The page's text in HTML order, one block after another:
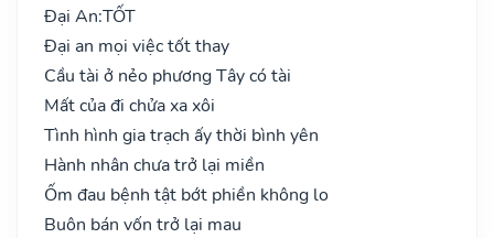
Đại An:TỐT
Đại an mọi việc tốt thay
Cầu tài ở nẻo phương Tây có tài
Mất của đi chửa xa xôi
Tình hình gia trạch ấy thời bình yên
Hành nhân chưa trở lại miền
Ốm đau bệnh tật bớt phiền không lo
Buôn bán vốn trở lại mau